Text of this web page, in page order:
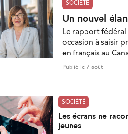
SOCIÉTÉ
Un nouvel
Le rapport fédéral
occasion à saisir
en français au
Publié le 7 août
SOCIÉTÉ
Les écrans ne
jeunes